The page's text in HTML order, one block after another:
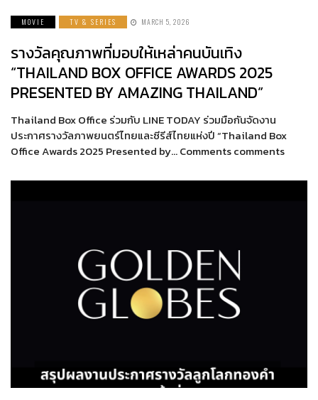
MOVIE TV & SERIES MARCH 5, 2026
รางวัลคุณภาพที่มอบให้เหล่าคนบันเทิง
“THAILAND BOX OFFICE AWARDS 2025
PRESENTED BY AMAZING THAILAND”
Thailand Box Office ร่วมกับ LINE TODAY ร่วมมือกันจัดงาน
ประกาศรางวัลภาพยนตร์ไทยและซีรีส์ไทยแห่งปี “Thailand Box
Office Awards 2025 Presented by… Comments comments